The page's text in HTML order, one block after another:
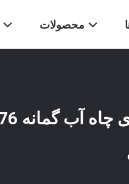
محصولات